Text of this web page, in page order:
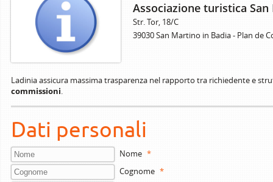
Associazione turistica
Str. Tor, 18/C
39030 San Martino in Badia - Plan de
Ladinia assicura massima trasparenza nel rapporto tra richiedente e
commissioni.
Dati personali
Nome *
Cognome *